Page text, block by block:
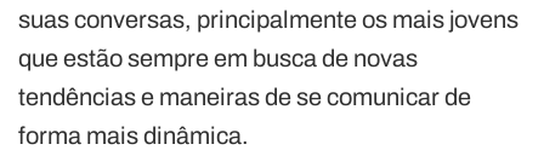
suas conversas, principalmente os mais jovens
que estão sempre em busca de novas
tendências e maneiras de se comunicar de
forma mais dinâmica.